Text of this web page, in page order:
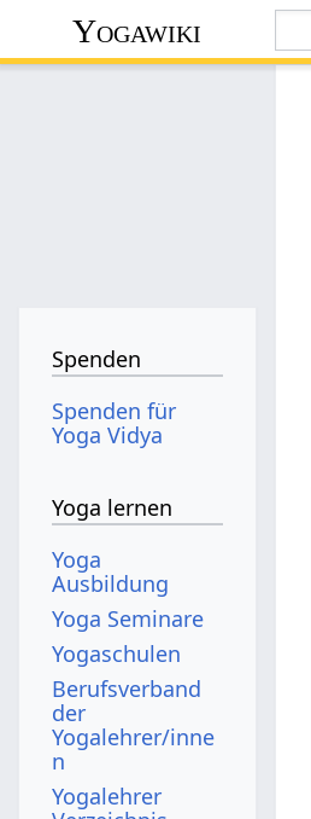
Yogawiki
Spenden
Spenden für
Yoga Vidya
Yoga lernen
Yoga
Ausbildung
Yoga Seminare
Yogaschulen
Berufsverband
der
Yogalehrer/inne
n
Yogalehrer